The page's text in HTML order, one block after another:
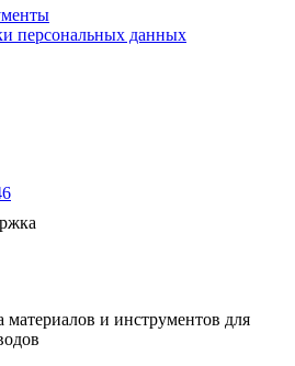
персональных данных
материалов и инструментов для